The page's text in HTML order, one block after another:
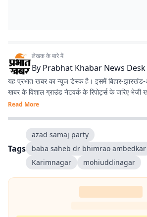
लेखक के बारे में
By Prabhat Khabar News Desk
यह प्रभात खबर का न्यूज डेस्क है। इसमें बिहार-झारखंड-
खबर के विशाल ग्राउंड नेटवर्क के रिपोर्ट्स के जरिए भेजी
Read More
Tags
azad samaj party
baba saheb dr bhimrao ambedkar
Karimnagar
mohiuddinagar